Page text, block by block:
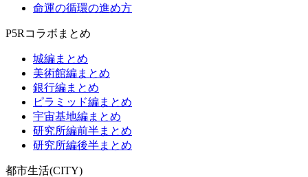
命運の循環の進め方
P5Rコラボまとめ
城編まとめ
美術館編まとめ
銀行編まとめ
ピラミッド編まとめ
宇宙基地編まとめ
研究所編前半まとめ
研究所編後半まとめ
都市生活(CITY)